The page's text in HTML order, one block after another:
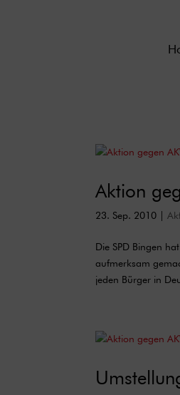
Aktion
23. Sep. 2010
Die SPD Bingen
aufmerksam
jeden Bürger in